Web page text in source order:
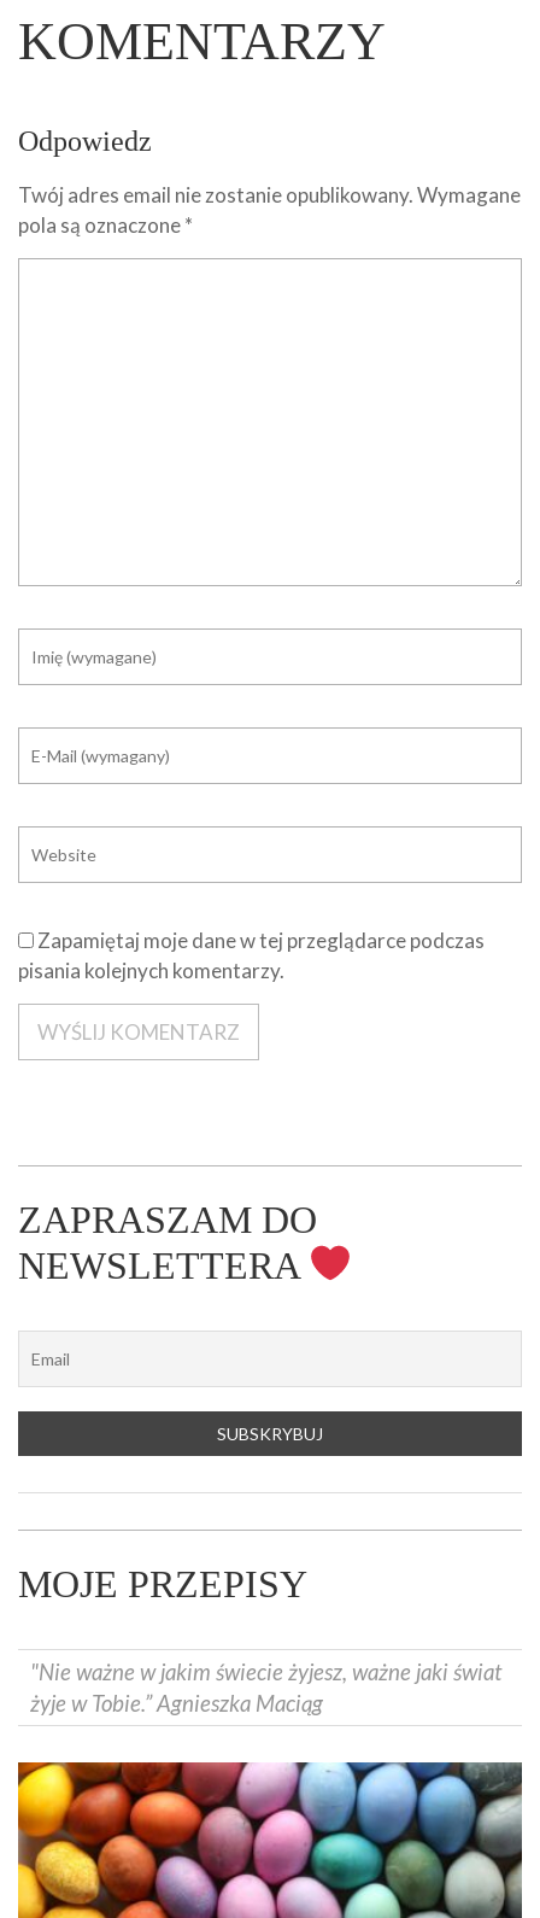
KOMENTARZY
Odpowiedz
Twój adres email nie zostanie opublikowany.Wymagane
pola są oznaczone*
Zapamiętaj moje dane w tej przeglądarce podczas
pisania kolejnych komentarzy.
ZAPRASZAM DO
NEWSLETTERA
MOJE PRZEPISY
"Nie ważne w jakim świecie żyjesz, ważne jaki świat
żyje w Tobie.” Agnieszka Maciąg